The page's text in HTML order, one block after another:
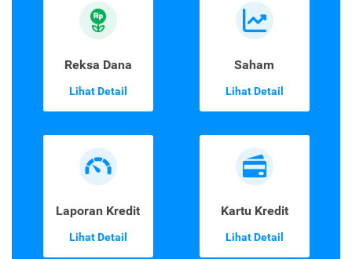
Reksa Dana
Lihat Detail
Saham
Lihat Detail
Laporan Kredit
Lihat Detail
Kartu Kredit
Lihat Detail